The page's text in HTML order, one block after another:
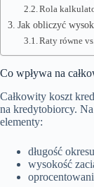
Rola
Jak obliczyć
Raty równe
Co wpływa na
Całkowity koszt
na kredytobiorcy.
elementy:
długość
wysokość